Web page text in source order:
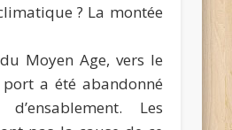
? La montée
Moyen Age, vers le
port a été abandonné
Les